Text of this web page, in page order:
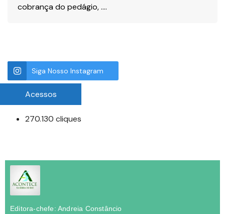
cobrança do pedágio, ….
Siga Nosso Instagram
Acessos
270.130 cliques
Editora-chefe: Andreia Constâncio